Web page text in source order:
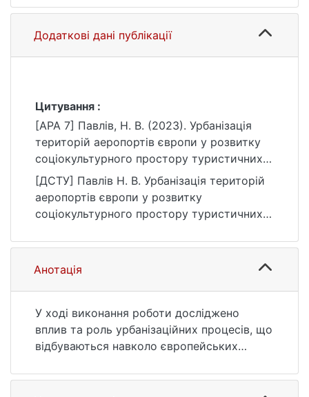
Додаткові дані публікації
Цитування :
[APA 7] Павлів, Н. В. (2023). Урбанізація
територій аеропортів європи у розвитку
соціокультурного простору туристичних
дестинацій [Бакалаврська робота,
Київський національний університет імені
Тараса Шевченка]. eKNUTSHIR.
https://ir.library.knu.ua/handle/123456789/40
81
[ДСТУ] Павлів Н. В. Урбанізація територій
аеропортів європи у розвитку
соціокультурного простору туристичних
бакалавра : 24 Сфера обслуговування.
Київ, 2023. URL:
https://ir.library.knu.ua/handle/123456789/40
Анотація
У ході виконання роботи досліджено
вплив та роль урбанізаційних процесів, що
відбуваються навколо європейських
динаміки та досвіду туристичних